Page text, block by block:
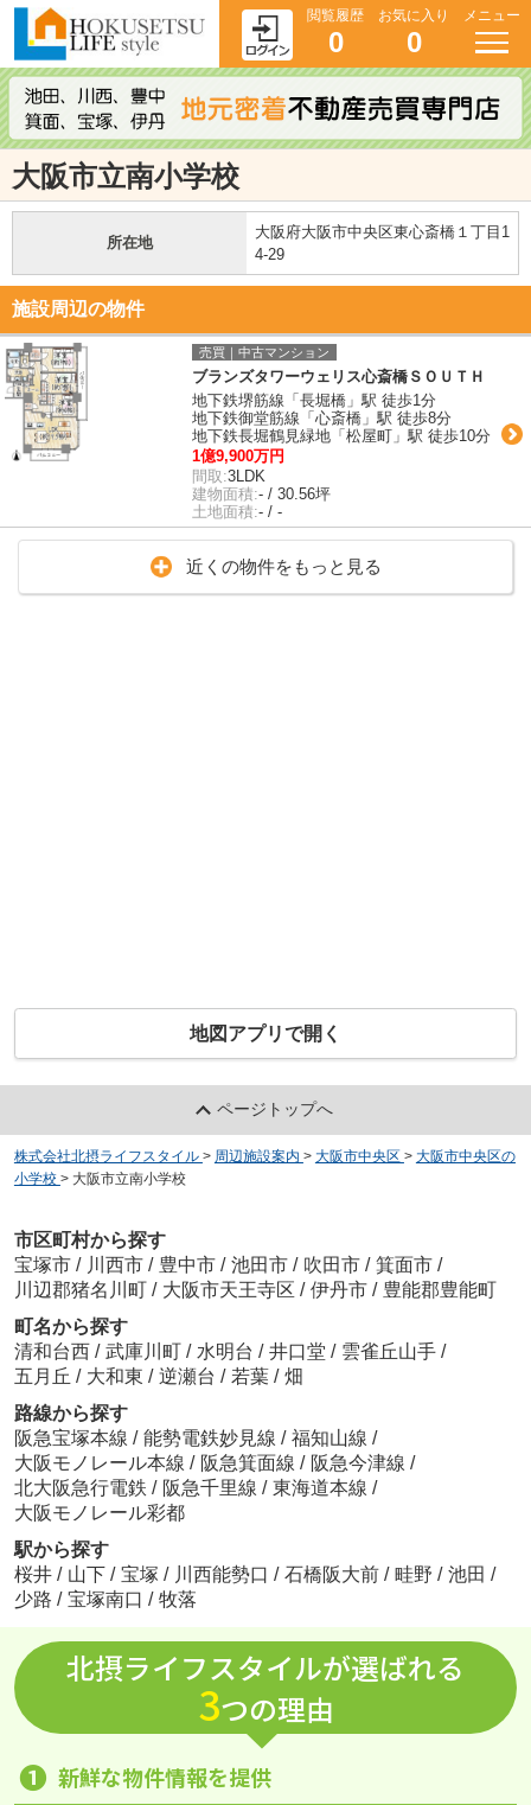
閲覧履歴
0
お気に入り
0
メニュー
大阪市立南小学校
所在地
大阪府大阪市中央区東心斎橋１丁目1
4-29
施設周辺の物件
売買｜中古マンション
ブランズタワーウェリス心斎橋ＳＯＵＴＨ
地下鉄堺筋線「長堀橋」駅 徒歩1分
地下鉄御堂筋線「心斎橋」駅 徒歩8分
地下鉄長堀鶴見緑地「松屋町」駅 徒歩10分
1億9,900万円
間取:3LDK
建物面積:- / 30.56坪
土地面積:- / -
近くの物件をもっと見る
地図アプリで開く
ページトップへ
株式会社北摂ライフスタイル > 周辺施設案内 > 大阪市中央区 > 大阪市中央区の
小学校 > 大阪市立南小学校
市区町村から探す
宝塚市 / 川西市 / 豊中市 / 池田市 / 吹田市 / 箕面市 /
川辺郡猪名川町 / 大阪市天王寺区 / 伊丹市 / 豊能郡豊能町
町名から探す
清和台西 / 武庫川町 / 水明台 / 井口堂 / 雲雀丘山手 /
五月丘 / 大和東 / 逆瀬台 / 若葉 / 畑
路線から探す
阪急宝塚本線 / 能勢電鉄妙見線 / 福知山線 /
大阪モノレール本線 / 阪急箕面線 / 阪急今津線 /
北大阪急行電鉄 / 阪急千里線 / 東海道本線 /
大阪モノレール彩都
駅から探す
桜井 / 山下 / 宝塚 / 川西能勢口 / 石橋阪大前 / 畦野 / 池田 /
少路 / 宝塚南口 / 牧落
北摂ライフスタイルが選ばれる
3つの理由
❶ 新鮮な物件情報を提供